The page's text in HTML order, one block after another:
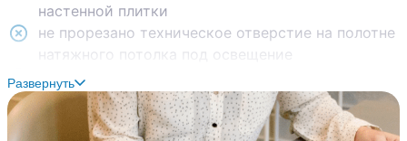
настенной плитки
не прорезано техническое отверстие на полотне
натяжного потолка под освещение
пустоты под настенной плиткой
некачественно выполнен стык декоративных
уголков и настенной плитки над раковиной
Развернуть